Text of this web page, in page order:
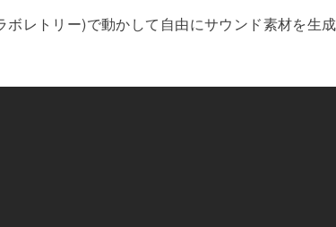
レトリー)で動かして自由にサウンド素材を生